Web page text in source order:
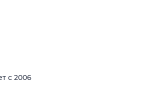
с 2006